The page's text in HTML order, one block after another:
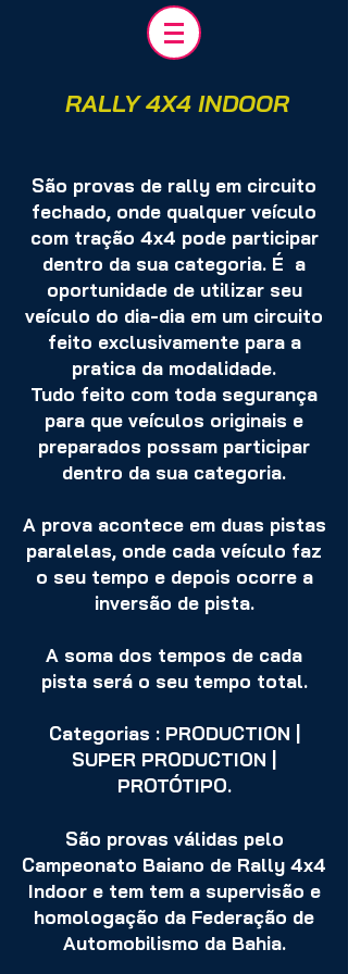
RALLY 4X4 INDOOR
São provas de rally em circuito
fechado, onde qualquer veículo
com tração 4x4 pode participar
dentro da sua categoria. É a
oportunidade de utilizar seu
veículo do dia-dia em um circuito
feito exclusivamente para a
pratica da modalidade.
Tudo feito com toda segurança
para que veículos originais e
preparados possam participar
dentro da sua categoria.​
A prova acontece em duas pistas
paralelas, onde cada veículo faz
o seu tempo e depois ocorre a
inversão de pista.
A soma dos tempos de cada
pista será o seu tempo total.
Categorias : PRODUCTION
SUPER PRODUCTION
PROTÓTIPO.
São provas válidas pelo
Campeonato Baiano de Rally 4x4
Indoor e tem tem a supervisão e
homologação da Federação de
Automobilismo da Bahia.